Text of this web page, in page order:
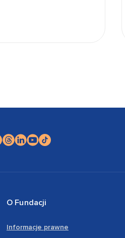
O Fundacji
Informacje prawne